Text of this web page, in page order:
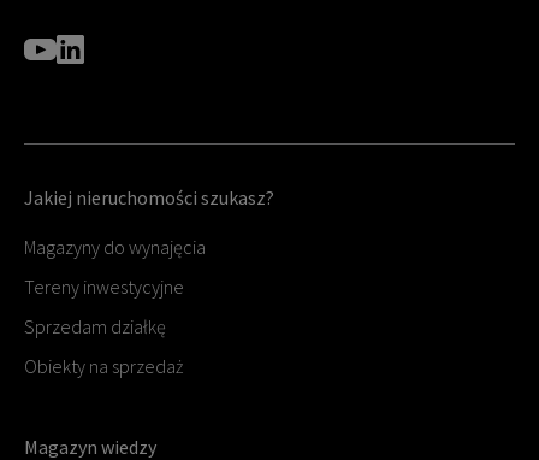
Jakiej nieruchomości szukasz?
Magazyny do wynajęcia
Tereny inwestycyjne
Sprzedam działkę
Obiekty na sprzedaż
Magazyn wiedzy